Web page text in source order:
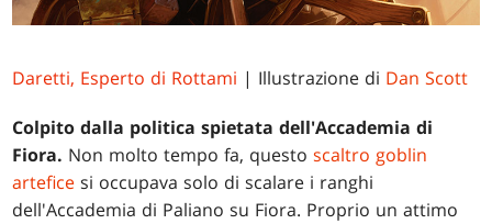
Daretti, Esperto di Rottami | Illustrazione di Dan Scott
Colpito dalla politica spietata dell'Accademia di
Fiora. Non molto tempo fa, questoscaltro goblin
artefice si occupava solo di scalare i ranghi
dell'Accademia di Paliano su Fiora. Proprio un attimo